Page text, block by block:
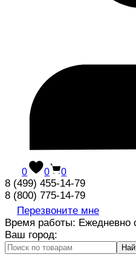
0 0 0
8 (499) 455-14-79
8 (800) 775-14-79
Перезвоните мне
Время работы: Ежедневно
Ваш город: